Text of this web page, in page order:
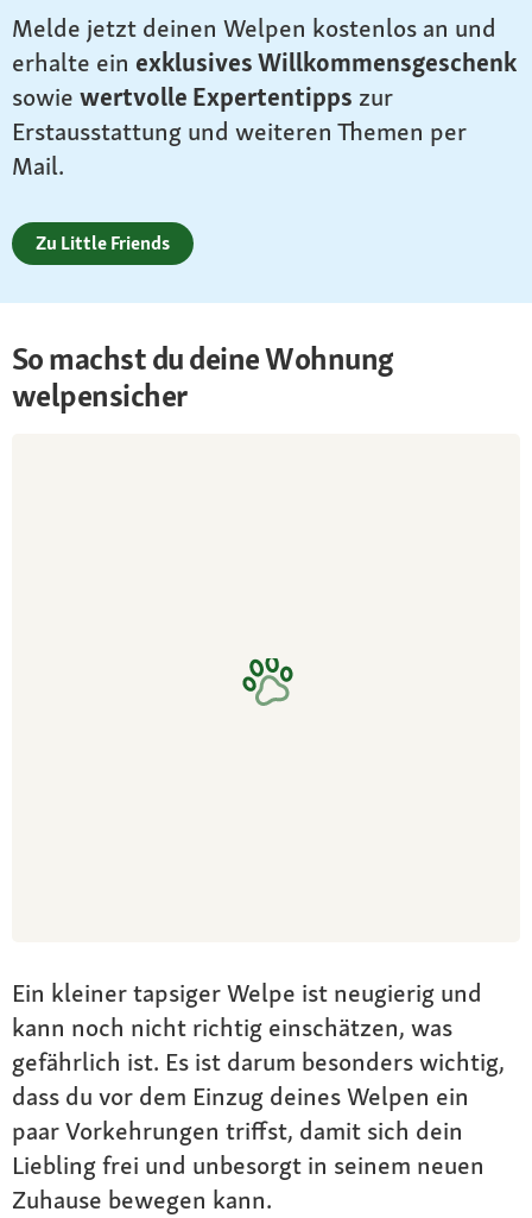
Melde jetzt deinen Welpen kostenlos an und
erhalte ein exklusives Willkommensgeschenk
sowie wertvolle Expertentipps zur
Erstausstattung und weiteren Themen per
Mail.
Zu Little Friends
So machst du deine Wohnung
welpensicher
Ein kleiner tapsiger Welpe ist neugierig und
kann noch nicht richtig einschätzen, was
gefährlich ist. Es ist darum besonders wichtig,
dass du vor dem Einzug deines Welpen ein
paar Vorkehrungen triffst, damit sich dein
Liebling frei und unbesorgt in seinem neuen
Zuhause bewegen kann.